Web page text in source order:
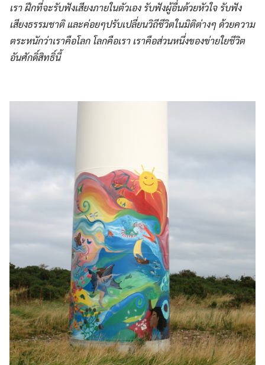
เรา ฝึกที่จะรับฟังเสียงภายในตัวเอง รับฟังผู้อื่นด้วยหัวใจ รับฟัง
เสียงธรรมชาติ และค่อยๆปรับเปลี่ยนวิถีชีวิตในมิติต่างๆ ด้วยความ
ตระหนักว่าเราคือโลก โลกคือเรา เราคือส่วนหนึ่งของข่ายใยชีวิต
อันศักดิ์สิทธิ์นี้